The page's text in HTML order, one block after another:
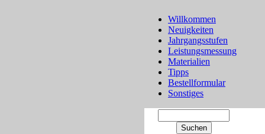
Willkommen
Neuigkeiten
Jahrgangsstufen
Leistungsmessung
Materialien
Tipps
Bestellformular
Sonstiges